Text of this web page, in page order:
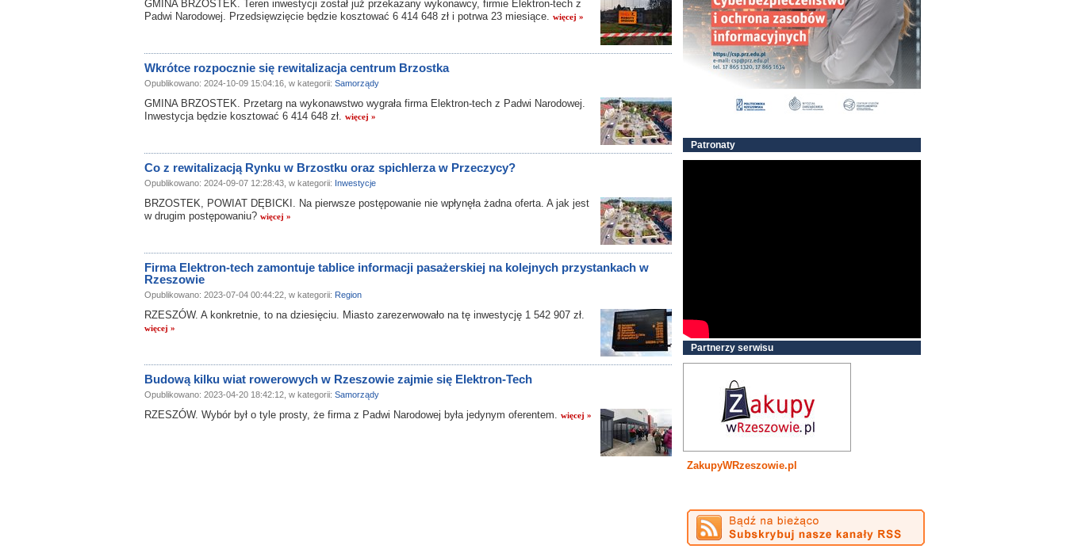
GMINA BRZOSTEK. Teren inwestycji został już przekazany wykonawcy, firmie Elektron-tech z
Padwi Narodowej. Przedsięwzięcie będzie kosztować 6 414 648 zł i potrwa 23 miesiące. więcej »
Wkrótce rozpocznie się rewitalizacja centrum Brzostka
Opublikowano: 2024-10-09 15:04:16, w kategorii: Samorządy
GMINA BRZOSTEK. Przetarg na wykonawstwo wygrała firma Elektron-tech z Padwi Narodowej.
Inwestycja będzie kosztować 6 414 648 zł. więcej »
Co z rewitalizacją Rynku w Brzostku oraz spichlerza w Przeczycy?
Opublikowano: 2024-09-07 12:28:43, w kategorii: Inwestycje
BRZOSTEK, POWIAT DĘBICKI. Na pierwsze postępowanie nie wpłynęła żadna oferta. A jak jest
w drugim postępowaniu? więcej »
Firma Elektron-tech zamontuje tablice informacji pasażerskiej na kolejnych przystankach w
Rzeszowie
Opublikowano: 2023-07-04 00:44:22, w kategorii: Region
RZESZÓW. A konkretnie, to na dziesięciu. Miasto zarezerwowało na tę inwestycję 1 542 907 zł.
więcej »
Budową kilku wiat rowerowych w Rzeszowie zajmie się Elektron-Tech
Opublikowano: 2023-04-20 18:42:12, w kategorii: Samorządy
RZESZÓW. Wybór był o tyle prosty, że firma z Padwi Narodowej była jedynym oferentem. więcej »
Patronaty
Partnerzy serwisu
ZakupyWRzeszowie.pl